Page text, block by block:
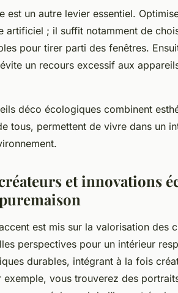
est un autre levier essentiel.
artificiel ; il suffit notamment de
pour tirer parti des fenêtres.
un recours excessif aux
déco écologiques combinent
tous, permettent de vivre dans un
et innovations
est mis sur la valorisation des
perspectives pour un intérieur
durables, intégrant à la fois
exemple, vous trouverez des